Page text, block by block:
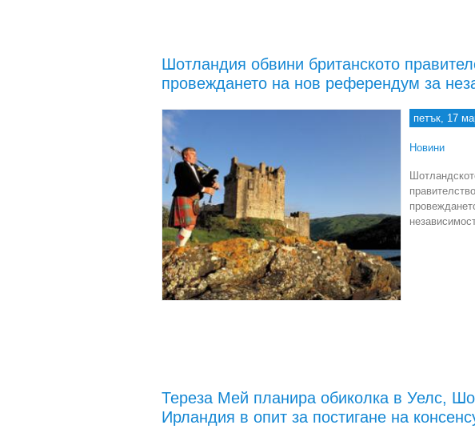
Шотландия обвини британското
провеждането на нов референдум за
петък, 17
Новини
Тереза Мей планира обиколка в Уелс,
Ирландия в опит за постигане на